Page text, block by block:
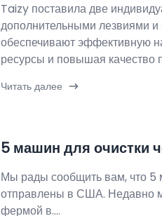
Taizy поставила две
дополнительными лезвиями
обеспечивают эффективную
ресурсы и повышая качество
Читать далее
5 машин для очистки
Мы рады сообщить вам, что 5
отправлены в США. Недавно
фермой в....